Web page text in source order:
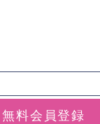
無料会員登録